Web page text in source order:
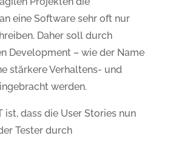
eine Software sehr oft nur
Daher soll durch
Development – wie der Name
stärkere Verhaltens- und
werden.
ist, dass die User Stories nun
Tester durch